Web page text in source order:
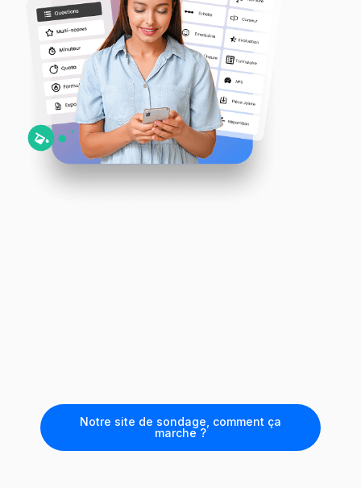
Notre site de sondage, comment ça
marche ?